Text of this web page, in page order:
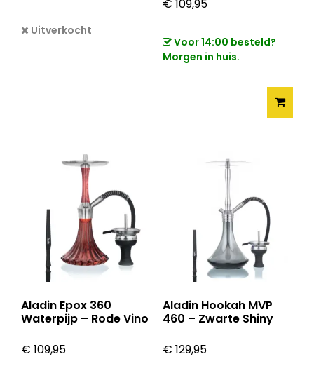
Uitverkocht
€ 109,95
Voor 14:00 besteld?
Morgen in huis.
Aladin Epox 360
Waterpijp – Rode Vino
€ 109,95
Aladin Hookah MVP
460 – Zwarte Shiny
€ 129,95